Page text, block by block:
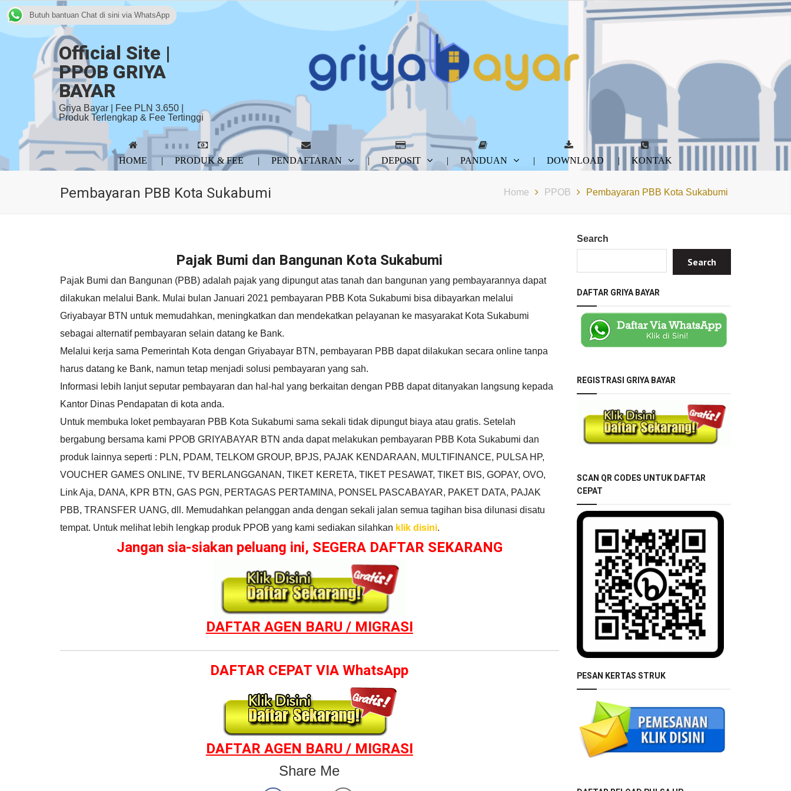
Official Site |
PPOB GRIYA
BAYAR
Griya Bayar | Fee PLN 3.650 |
Produk Terlengkap & Fee Tertinggi
HOME PRODUK & FEE PENDAFTARAN DEPOSIT PANDUAN DOWNLOAD KONTAK
Pembayaran PBB Kota Sukabumi Home PPOB Pembayaran PBB Kota Sukabumi
Pajak Bumi dan Bangunan Kota Sukabumi
Pajak Bumi dan Bangunan (PBB) adalah pajak yang dipungut atas tanah dan bangunan yang pembayarannya dapat
dilakukan melalui Bank. Mulai bulan Januari 2021 pembayaran PBB Kota Sukabumi bisa dibayarkan melalui
Griyabayar BTN untuk memudahkan, meningkatkan dan mendekatkan pelayanan ke masyarakat Kota Sukabumi
sebagai alternatif pembayaran selain datang ke Bank.
Melalui kerja sama Pemerintah Kota dengan Griyabayar BTN, pembayaran PBB dapat dilakukan secara online tanpa
harus datang ke Bank, namun tetap menjadi solusi pembayaran yang sah.
Informasi lebih lanjut seputar pembayaran dan hal-hal yang berkaitan dengan PBB dapat ditanyakan langsung kepada
Kantor Dinas Pendapatan di kota anda.
Untuk membuka loket pembayaran PBB Kota Sukabumi sama sekali tidak dipungut biaya atau gratis. Setelah
bergabung bersama kami PPOB GRIYABAYAR BTN anda dapat melakukan pembayaran PBB Kota Sukabumi dan
produk lainnya seperti : PLN, PDAM, TELKOM GROUP, BPJS, PAJAK KENDARAAN, MULTIFINANCE, PULSA HP,
VOUCHER GAMES ONLINE, TV BERLANGGANAN, TIKET KERETA, TIKET PESAWAT, TIKET BIS, GOPAY, OVO,
Link Aja, DANA, KPR BTN, GAS PGN, PERTAGAS PERTAMINA, PONSEL PASCABAYAR, PAKET DATA, PAJAK
PBB, TRANSFER UANG, dll. Memudahkan pelanggan anda dengan sekali jalan semua tagihan bisa dilunasi disatu
tempat. Untuk melihat lebih lengkap produk PPOB yang kami sediakan silahkan klik disini.
Jangan sia-siakan peluang ini, SEGERA DAFTAR SEKARANG
DAFTAR AGEN BARU / MIGRASI
DAFTAR CEPAT VIA WhatsApp
DAFTAR AGEN BARU / MIGRASI
Share Me
Search
Search
DAFTAR GRIYA BAYAR
REGISTRASI GRIYA BAYAR
SCAN QR CODES UNTUK DAFTAR
CEPAT
PESAN KERTAS STRUK
Butuh bantuan Chat di sini via WhatsApp